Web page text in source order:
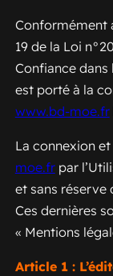
Conformément
19 de la Loi
Confiance dans
est porté à la
www.bd-moe.fr
La connexion
moe.frpar
et sans réserve
Ces dernières
« Mentions
Article 1 :